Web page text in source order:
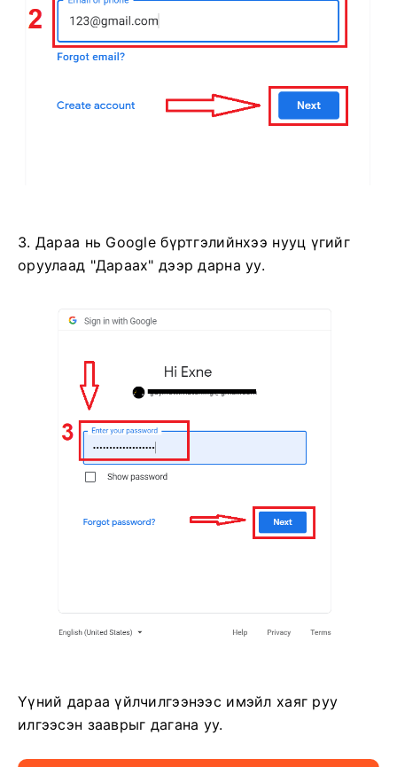
3. Дараа нь Google бүртгэлийнхээ нууц үгийг
оруулаад "Дараах" дээр дарна уу.
Үүний дараа үйлчилгээнээс имэйл хаяг руу
илгээсэн зааврыг дагана уу.